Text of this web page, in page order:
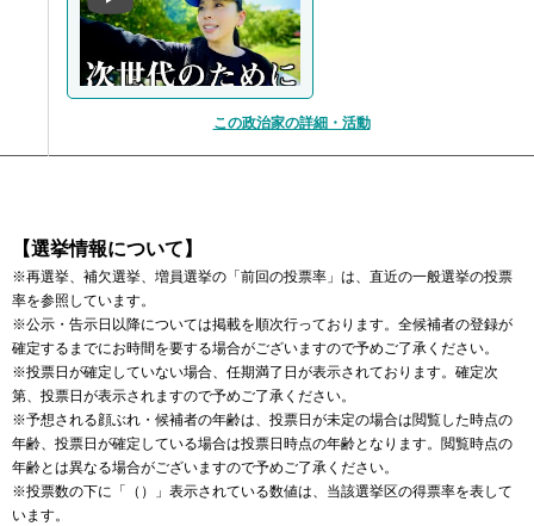
この政治家の詳細・活動
【選挙情報について】
※再選挙、補欠選挙、増員選挙の「前回の投票率」は、直近の一般選挙の投票
率を参照しています。
※公示・告示日以降については掲載を順次行っております。全候補者の登録が
確定するまでにお時間を要する場合がございますので予めご了承ください。
※投票日が確定していない場合、任期満了日が表示されております。確定次
第、投票日が表示されますので予めご了承ください。
※予想される顔ぶれ・候補者の年齢は、投票日が未定の場合は閲覧した時点の
年齢、投票日が確定している場合は投票日時点の年齢となります。閲覧時点の
年齢とは異なる場合がございますので予めご了承ください。
※投票数の下に「（）」表示されている数値は、当該選挙区の得票率を表して
います。